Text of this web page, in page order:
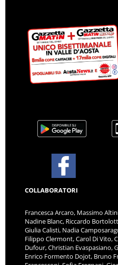
COLLABORATORI
Francesca Arcaro, Massimo
Nadine Blanc, Riccardo
Giulia Calisti, Nadia
Filippo Clermont, Carol Di Vito,
Dufour, Christian Evaspasiano,
Enrico Formento Dojot, Bruno